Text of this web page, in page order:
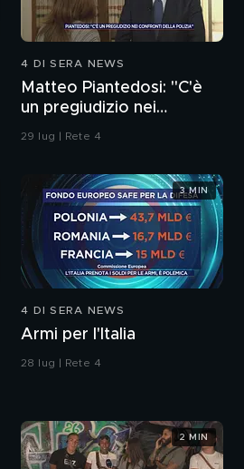
4 DI SERA NEWS
Matteo Piantedosi: "C'è
un pregiudizio nei
confronti della polizia"
29 lug | Rete 4
4 DI SERA NEWS
Armi per l'Italia
28 lug | Rete 4
3 MIN
2 MIN